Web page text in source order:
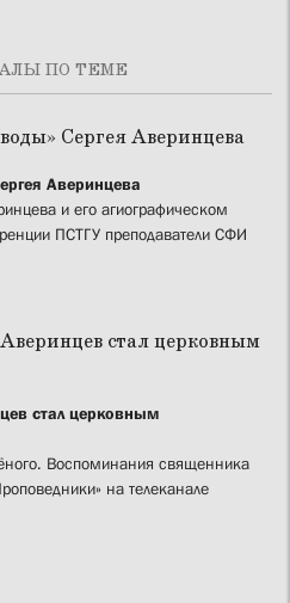
ПО ТЕМЕ
Аверинцева
и его агиографическом
ПСТГУ преподаватели СФИ
стал церковным
Воспоминания священника
на телеканале